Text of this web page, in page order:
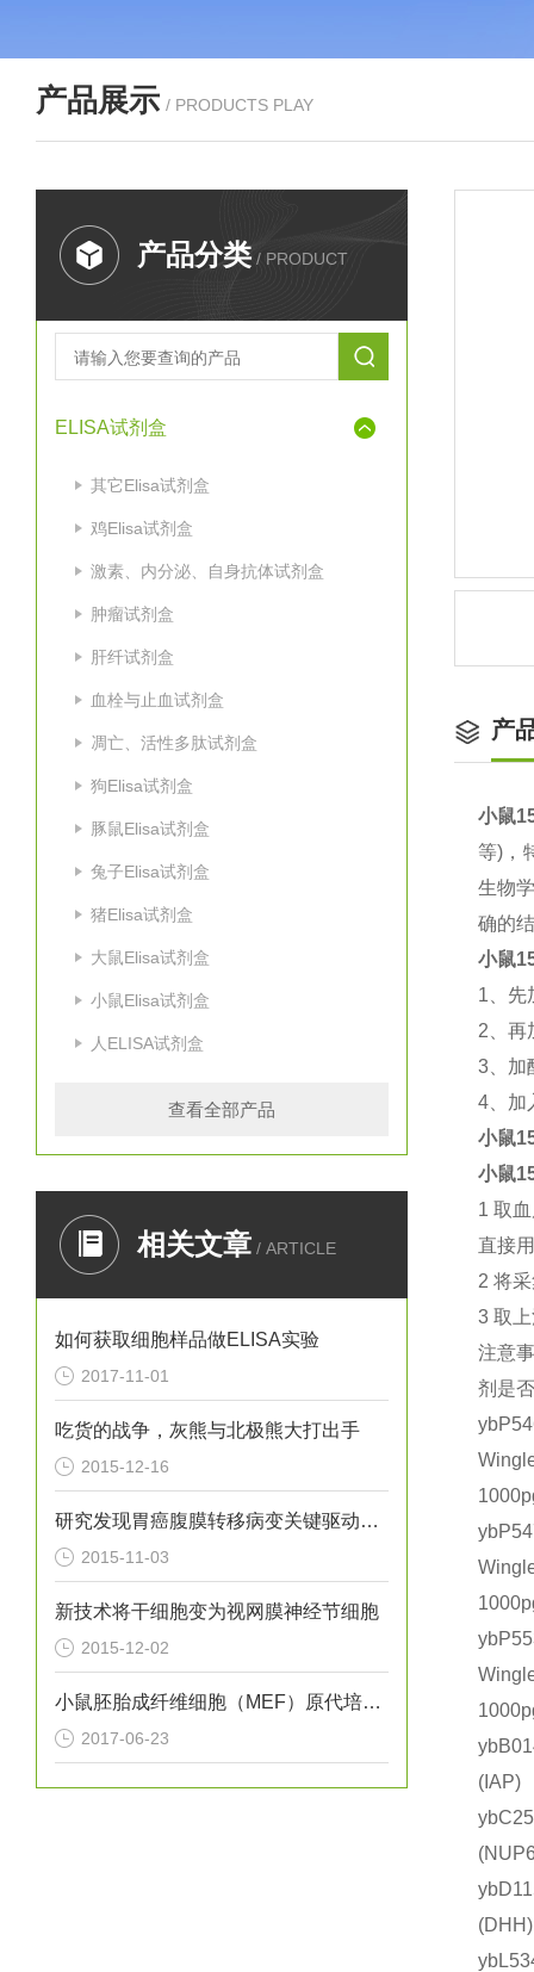
产品展示 / PRODUCTS PLAY
产品分类 / PRODUCT
ELISA试剂盒
其它Elisa试剂盒
鸡Elisa试剂盒
激素、内分泌、自身抗体试剂盒
肿瘤试剂盒
肝纤试剂盒
血栓与止血试剂盒
凋亡、活性多肽试剂盒
狗Elisa试剂盒
豚鼠Elisa试剂盒
兔子Elisa试剂盒
猪Elisa试剂盒
大鼠Elisa试剂盒
小鼠Elisa试剂盒
人ELISA试剂盒
查看全部产品
相关文章 / ARTICLE
如何获取细胞样品做ELISA实验
2017-11-01
吃货的战争，灰熊与北极熊大打出手
2015-12-16
研究发现胃癌腹膜转移病变关键驱动基因
2015-11-03
新技术将干细胞变为视网膜神经节细胞
2015-12-02
小鼠胚胎成纤维细胞（MEF）原代培养实验
2017-06-23
产
小鼠
等) ，
生物
确的
小鼠
1 、
2 、
3 、
4 、
小鼠
小鼠
1取
直接
2 将
3 取
注意
剂是
(IAP)